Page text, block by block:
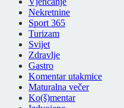
Nekretnine
Sport 365
Turizam
Svijet
Zdravlje
Gastro
Komentar utakmice
Maturalna večer
Ko(š)mentar